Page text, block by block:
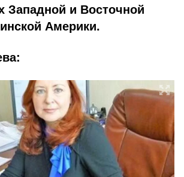
Западной и Восточной
Америки.